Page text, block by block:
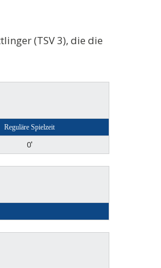
(TSV 3), die die
Reguläre Spielzeit
0'